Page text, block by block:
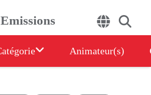
Emissions
Animateur(s)